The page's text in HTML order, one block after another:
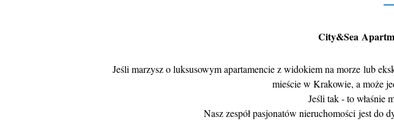
City&Sea
Jeśli marzysz o luksusowym apartamencie z widokiem na morze lub
mieście w Krakowie, a może
Jeśli tak - to właśnie
Nasz zespół pasjonatów nieruchomości jest do